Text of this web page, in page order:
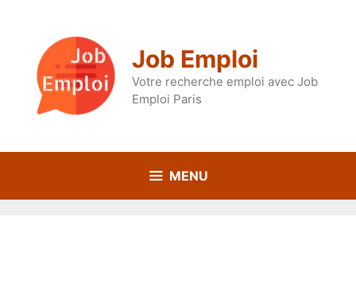
Job Emploi
Votre recherche emploi avec Job
Emploi Paris
MENU